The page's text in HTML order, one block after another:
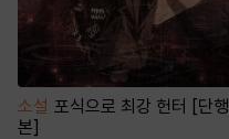
소설 포식으로 최강 헌터 [단행
본]